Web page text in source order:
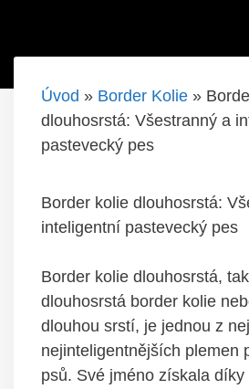
Úvod » Border Kolie »
dlouhosrstá: Všestranný a
pastevecký pes
Border kolie dlouhosrstá:
inteligentní pastevecký pes
Border kolie dlouhosrstá,
dlouhosrstá border kolie
dlouhou srstí, je jednou z
nejinteligentnějších plemen
psů. Své jméno získala